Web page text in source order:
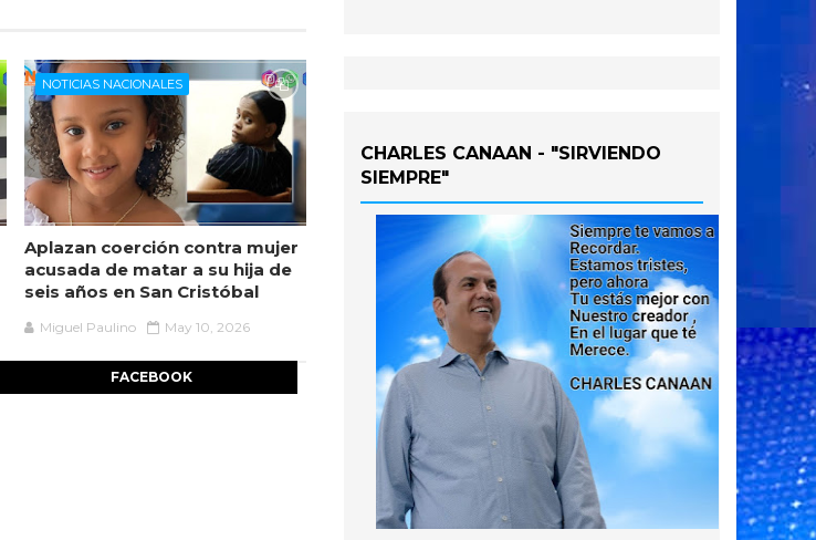
NOTICIAS NACIONALES
Aplazan coerción contra mujer
acusada de matar a su hija de
seis años en San Cristóbal
Miguel Paulino May 10, 2026
FACEBOOK
CHARLES CANAAN - "SIRVIENDO
SIEMPRE"